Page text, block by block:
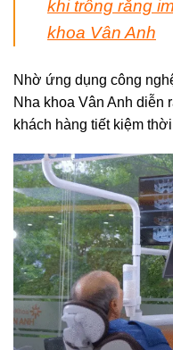
khi trồng răng
khoa Vân Anh
Nhờ ứng dụng công
Nha khoa Vân Anh diễn
khách hàng tiết kiệm